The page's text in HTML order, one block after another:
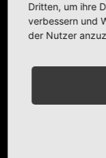
Dritten, um ihre
verbessern und
der Nutzer